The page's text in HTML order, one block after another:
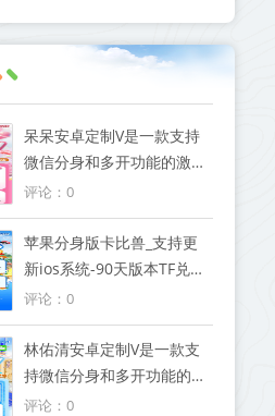
呆呆安卓定制V是一款支持
微信分身和多开功能的激活
码软件
评论：0
苹果分身版卡比兽_支持更
新ios系统-90天版本TF兑换
模式微信
评论：0
林佑清安卓定制V是一款支
持微信分身和多开功能的激
活码软件
评论：0